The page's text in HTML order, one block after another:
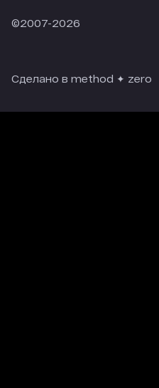
©2007-2026
Сделано в method ✦ zero